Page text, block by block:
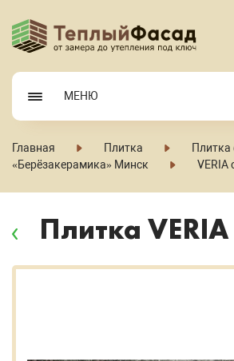
МЕНЮ
Главная Плитка
Плитка
«Берёзакерамика» Минск
VERIA
Плитка